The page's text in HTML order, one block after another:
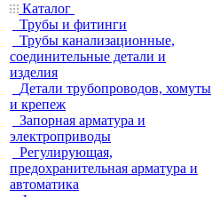
Каталог
Трубы и фитинги
Трубы канализационные,
соединительные детали и
изделия
Детали трубопроводов, хомуты
и крепеж
Запорная арматура и
электроприводы
Регулирующая,
предохранительная арматура и
автоматика